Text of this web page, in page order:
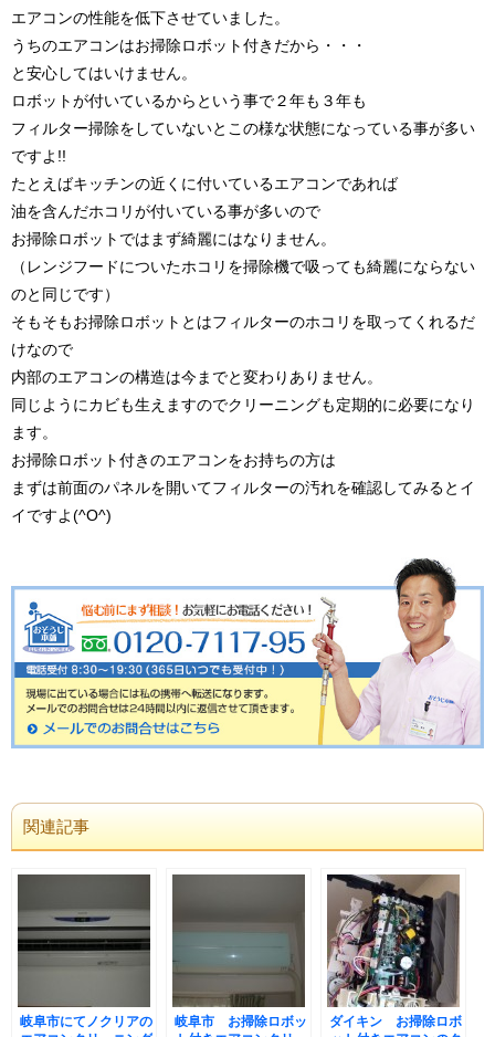
エアコンの性能を低下させていました。
うちのエアコンはお掃除ロボット付きだから・・・
と安心してはいけません。
ロボットが付いているからという事で２年も３年も
フィルター掃除をしていないとこの様な状態になっている事が多い
ですよ!!
たとえばキッチンの近くに付いているエアコンであれば
油を含んだホコリが付いている事が多いので
お掃除ロボットではまず綺麗にはなりません。
（レンジフードについたホコリを掃除機で吸っても綺麗にならない
のと同じです）
そもそもお掃除ロボットとはフィルターのホコリを取ってくれるだ
けなので
内部のエアコンの構造は今までと変わりありません。
同じようにカビも生えますのでクリーニングも定期的に必要になり
ます。
お掃除ロボット付きのエアコンをお持ちの方は
まずは前面のパネルを開いてフィルターの汚れを確認してみるとイ
イですよ(^O^)
関連記事
岐阜市にてノクリアの
岐阜市 お掃除ロボッ
ダイキン お掃除ロボ